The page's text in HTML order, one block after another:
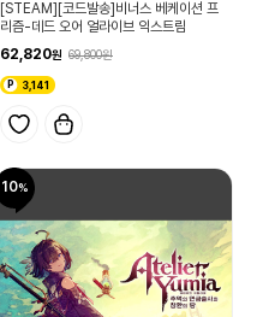
[STEAM][코드발송]비너스 베케이션 프
리즘-데드 오어 얼라이브 익스트림
62,820
69,800
3,141
10